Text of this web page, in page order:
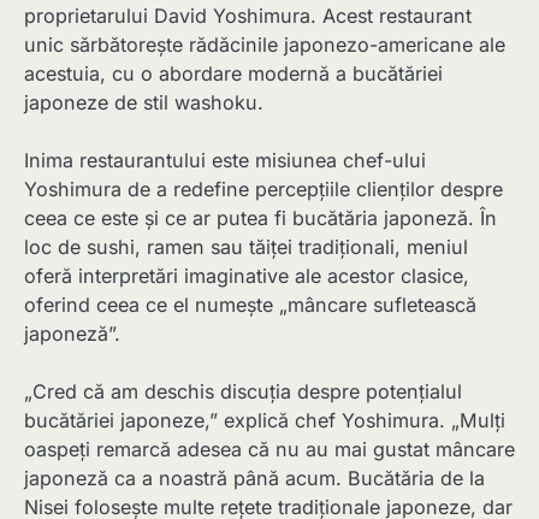
proprietarului David Yoshimura. Acest restaurant
unic sărbătorește rădăcinile japonezo-americane ale
acestuia, cu o abordare modernă a bucătăriei
japoneze de stil washoku.
Inima restaurantului este misiunea chef-ului
Yoshimura de a redefine percepțiile clienților despre
ceea ce este și ce ar putea fi bucătăria japoneză. În
loc de sushi, ramen sau tăiței tradiționali, meniul
oferă interpretări imaginative ale acestor clasice,
oferind ceea ce el numește „mâncare sufletească
japoneză”.
„Cred că am deschis discuția despre potențialul
bucătăriei japoneze,” explică chef Yoshimura. „Mulți
oaspeți remarcă adesea că nu au mai gustat mâncare
japoneză ca a noastră până acum. Bucătăria de la
Nisei folosește multe rețete tradiționale japoneze, dar